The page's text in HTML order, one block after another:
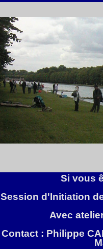
Si vous
Session d'Initiation
Avec
Contact : Philippe